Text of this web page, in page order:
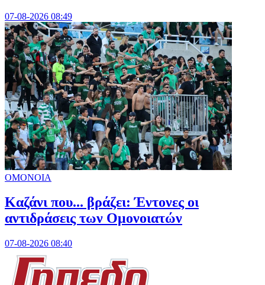
07-08-2026 08:49
ΟΜΟΝΟΙΑ
Καζάνι που... βράζει: Έντονες οι
αντιδράσεις των Ομονοιατών
07-08-2026 08:40